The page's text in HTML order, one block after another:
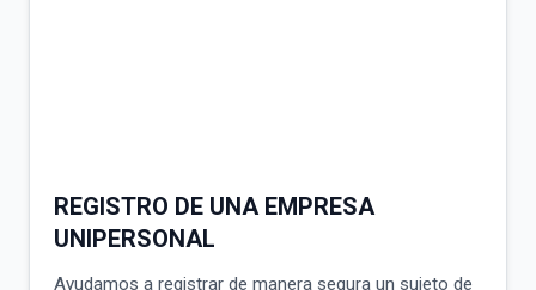
REGISTRO DE UNA EMPRESA
UNIPERSONAL
Ayudamos a registrar de manera segura un sujeto de